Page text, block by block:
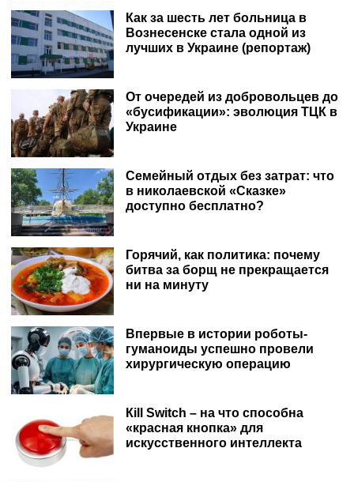
Как за шесть лет больница в
Вознесенске стала одной из
лучших в Украине (репортаж)
От очередей из добровольцев до
«бусификации»: эволюция ТЦК в
Украине
Семейный отдых без затрат: что
в николаевской «Сказке»
доступно бесплатно?
Горячий, как политика: почему
битва за борщ не прекращается
ни на минуту
Впервые в истории роботы-
гуманоиды успешно провели
хирургическую операцию
Кill Switch – на что способна
«красная кнопка» для
искусственного интеллекта